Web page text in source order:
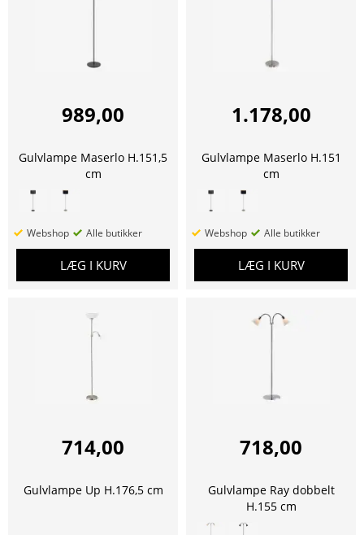
989,00
Gulvlampe Maserlo H.151,5
cm
Webshop Alle butikker
LÆG I KURV
1.178,00
Gulvlampe Maserlo H.151
cm
Webshop Alle butikker
LÆG I KURV
714,00
Gulvlampe Up H.176,5 cm
718,00
Gulvlampe Ray dobbelt
H.155 cm